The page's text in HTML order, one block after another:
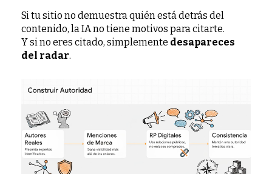
Si tu sitio no demuestra quién está detrás del
contenido, la IA no tiene motivos para citarte.
Y si no eres citado, simplemente desapareces
del radar.